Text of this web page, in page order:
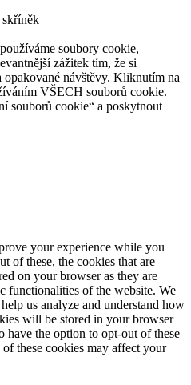
soubory cookie,
zážitek tím, že si
opakované návštěvy. Kliknutím na
VŠECH souborů cookie.
souborů cookie“ a poskytnout
your experience while you
of these, the cookies that are
on your browser as they are
functionalities of the website. We
us analyze and understand how
will be stored in your browser
have the option to opt-out of these
these cookies may affect your